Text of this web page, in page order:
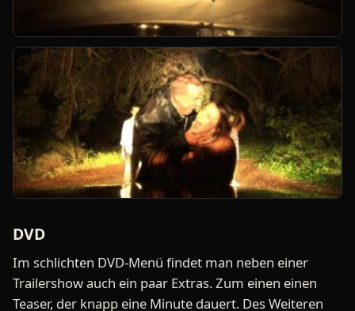
DVD
Im schlichten DVD-Menü findet man neben einer
Trailershow auch ein paar Extras. Zum einen einen
Teaser, der knapp eine Minute dauert. Des Weiteren